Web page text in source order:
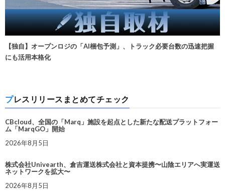
【独自】オープンロジの「AI梱包予測」、トラック必要台数の迅速把握
にも活用本格化
プレスリリースまとめてチェック
CBcloud、全国の「Marq」施設を起点とした新たな配送プラットフォー
ム「MarqGO」開始
2026年8月5日
株式会社Univearth、倉吉運送株式会社と資本提携〜山陰エリアへ実運送
ネットワークを拡大〜
2026年8月5日